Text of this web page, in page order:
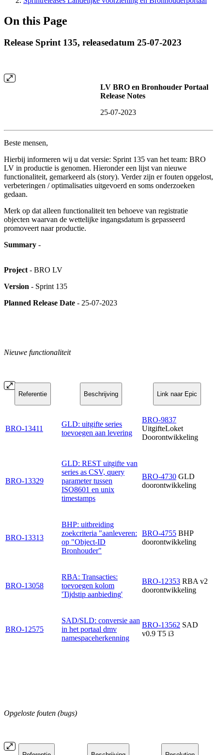
On this Page
Release Sprint 135, releasedatum 25-07-2023
LV BRO en Bronhouder Portaal
Release Notes
25-07-2023
Beste mensen,
Hierbij informeren wij u dat versie: Sprint 135 van het team: BRO
LV in productie is genomen. Hieronder een lijst van nieuwe
functionaliteit, gemarkeerd als (story). Verder zijn er fouten opgelost,
verbeteringen / optimalisaties uitgevoerd en soms onderzoeken
gedaan.
Merk op dat alleen functionaliteit ten behoeve van registratie
objecten waarvan de wettelijke ingangsdatum is gepasseerd
promoveert naar productie.
Summary -
Project - BRO LV
Version - Sprint 135
Planned Release Date - 25-07-2023
Nieuwe functionaliteit
Referentie Beschrijving Link naar Epic
BRO-13411
GLD: uitgifte series
toevoegen aan levering
BRO-9837
UitgifteLoket
Doorontwikkeling
BRO-13329
GLD: REST uitgifte van
series as CSV, query
parameter tussen
ISO8601 en unix
timestamps
BRO-4730 GLD
doorontwikkeling
BRO-13313
BHP: uitbreiding
zoekcriteria "aanleveren:
op "Object-ID
Bronhouder"
BRO-4755 BHP
doorontwikkeling
BRO-13058
RBA: Transacties:
toevoegen kolom
'Tijdstip aanbieding'
BRO-12353 RBA v2
doorontwikkeling
BRO-12575
SAD/SLD: conversie aan
in het portaal dmv
namespaceherkenning
BRO-13562 SAD
v0.9 T5 i3
Opgeloste fouten (bugs)